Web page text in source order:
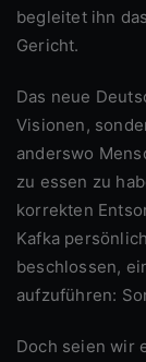
begleitet ihn
Gericht.
Das neue Deutschland zeigt sich nicht in großen
Visionen,
anderswo
zu essen zu
korrekten
Kafka
beschlossen,
aufzuführen:
Doch seien wir ehrlich: Wer, wenn nicht wir, könnte so